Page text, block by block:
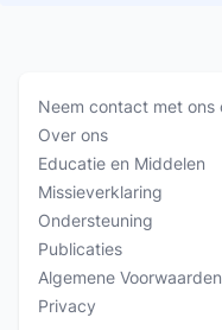
Neem contact met ons
Over ons
Educatie en Middelen
Missieverklaring
Ondersteuning
Publicaties
Algemene Voorwaarden
Privacy